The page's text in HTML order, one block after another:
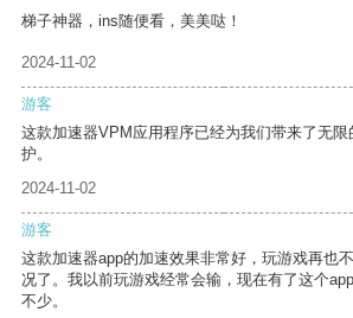
梯子神器，ins随便看，美美哒！
2024-11-02
游客
这款加速器VPM应用程序已经为我们带来了无
护。
2024-11-02
游客
这款加速器app的加速效果非常好，玩游戏再也
况了。我以前玩游戏经常会输，现在有了这个
不少。